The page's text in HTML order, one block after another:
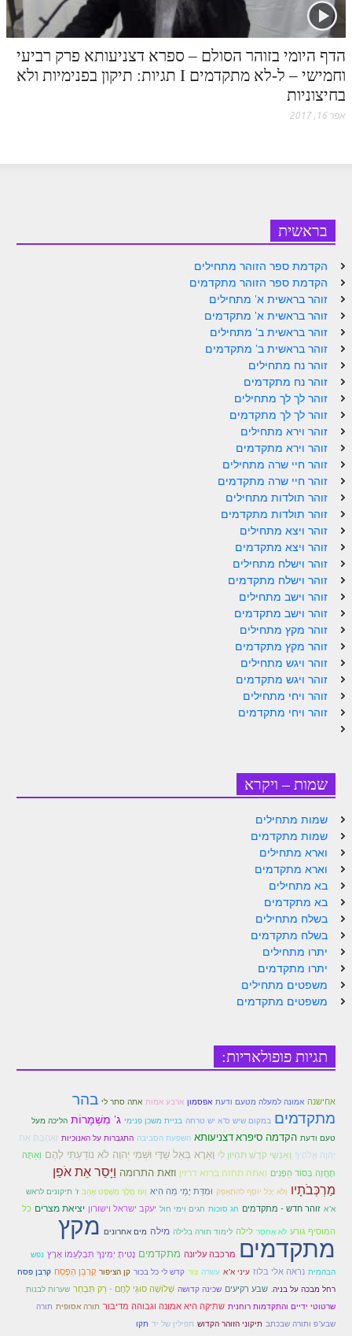
הדף היומי בזוהר הסולם – ספרא דצניעותא פרק רביעי
וחמישי – ל-לא מתקדמים I תגיות: תיקון בפנימיות ולא
בחיצוניות
אפר 16, 2017
בראשית
הקדמת ספר הזוהר מתחילים
הקדמת ספר הזוהר מתקדמים
זוהר בראשית א' מתחילים
זוהר בראשית א' מתקדמים
זוהר בראשית ב' מתחילים
זוהר בראשית ב' מתקדמים
זוהר נח מתחילים
זוהר נח מתקדמים
זוהר לך לך מתחילים
זוהר לך לך מתקדמים
זוהר וירא מתחילים
זוהר וירא מתקדמים
זוהר חיי שרה מתחילים
זוהר חיי שרה מתקדמים
זוהר תולדות מתחילים
זוהר תולדות מתקדמים
זוהר ויצא מתחילים
זוהר ויצא מתקדמים
זוהר וישלח מתחילים
זוהר וישלח מתקדמים
זוהר וישב מתחילים
זוהר וישב מתקדמים
זוהר מקץ מתחילים
זוהר מקץ מתקדמים
זוהר ויגש מתחילים
זוהר ויגש מתקדמים
זוהר ויחי מתחילים
זוהר ויחי מתקדמים
שמות – ויקרא
שמות מתחילים
שמות מתקדמים
וארא מתחילים
וארא מתקדמים
בא מתחילים
בא מתקדמים
בשלח מתחילים
בשלח מתקדמים
יתרו מתחילים
יתרו מתקדמים
משפטים מתחילים
משפטים מתקדמים
תגיות פופולאריות:
אחישנה אמונה למעלה מטעם ודעת אפסמון ארבע אמות אתה סתר לי בהר
מתקדמים במקום שיש ס"א יש טרחה בניית משכן פנימי ג' מִשְׁמָרוֹת הליכה מעל
טעם ודעת הקדמה סיפרא דצניעותא השפעת הסביבה התגברות על האנוכיות וְאָהַבְתָּ אֵת
יְהוָה אֱלֹהֶיךָ וְאַנְשֵׁי קֹדֶשׁ תִּהְיוּן לִי וָאֵרָא בְּאֵל שַׁדָּי וּשְׁמִי יְהוָה לֹא נוֹדַעְתִּי לָהֶם וְאַתָּה
תֶּחֱזֶה בְּסוֹד הַפָּנִים ואתה תחזה ברזא דרזין וזאת התרומה וַיָּסַר אֵת אֹפַן
מַרְכְּבֹתָיו וְלֹא יָכֹל יוֹסֵף לְהִתְאַפֵּק וּמִדַּת יָמַי מַה הִיא וְעֹז מֶלֶךְ מִשְׁפָּט אָהֵב ז' תיקונים לראש
א"א זוהר חדש - מתקדמים חג סוכות חגים וימי חול יעקב ישראל וישורון יציאת מצרים כל
המוסיף גורע לֹא אֶחְסָר לילה לימוד תורה בלילה מילה מים אחרונים מקץ
מתקדמים מרכבה עליונה מתקדמים נָטִיתָ יְמִינְךָ תִּבְלָעֵמוֹ אָרֶץ נפש
הבהמית נראה אלי בלוז עיני א"א עשרה צור קדש לי כל בכור קן הציפור קָרְבַּן הַפֶּסַח קרבן פסח
רחל מבכה על בניה. שבע רקיעים שכינה קדושה שְׁלוֹשָׁה סוּגֵי לֶחֶם - רַק תִּבְחַר שערות לבנות
שרטוטי ידיים והתקדמות רוחנית שתיקה היא אמונה וגבוהה מדיבור תורה אסופית תורה
שבע"פ ותורה שבכתב תיקוני הזוהר הקדוש תפילין של יד תקו